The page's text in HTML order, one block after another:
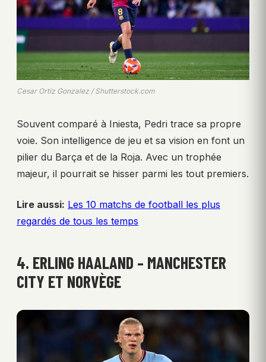
Cesar Ortiz Gonzalez / Shutterstock.com
Souvent comparé à Iniesta, Pedri trace sa propre
voie. Son intelligence de jeu et sa vision en font un
pilier du Barça et de la Roja. Avec un trophée
majeur, il pourrait se hisser parmi les tout premiers.
Lire aussi: Les 10 matchs de football les plus
regardés de tous les temps
4. ERLING HAALAND – MANCHESTER
CITY ET NORVÈGE